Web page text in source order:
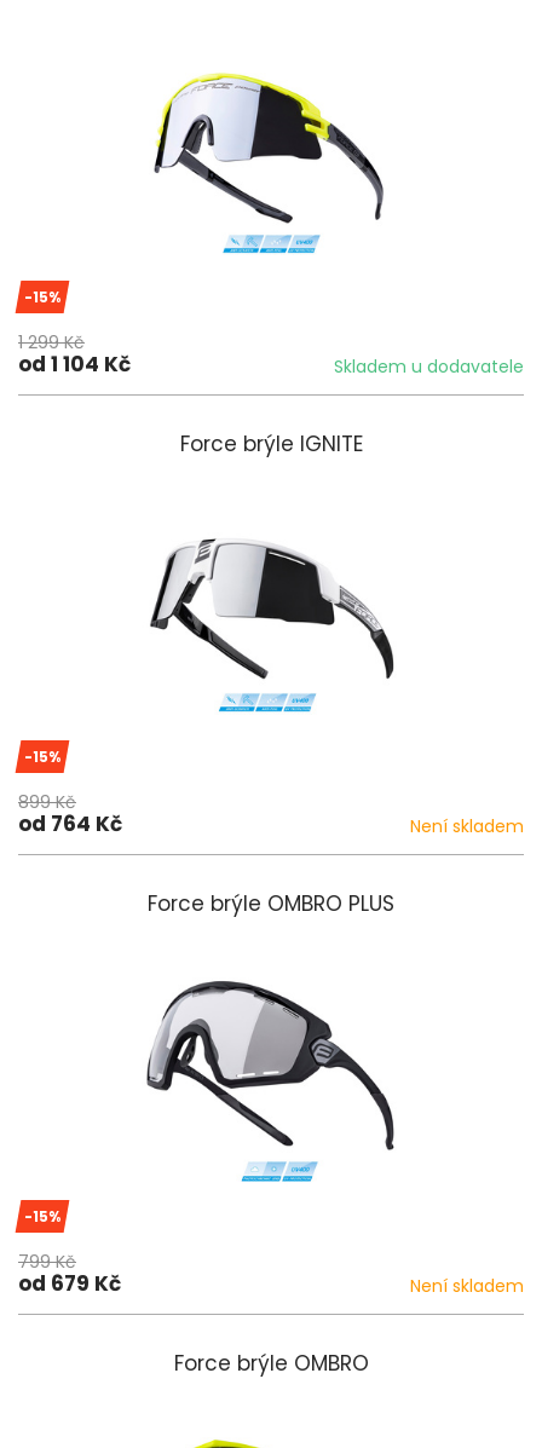
-15%
1 299 Kč
od 1 104 Kč Skladem u dodavatele
Force brýle IGNITE
-15%
899 Kč
od 764 Kč Není skladem
Force brýle OMBRO PLUS
-15%
799 Kč
od 679 Kč Není skladem
Force brýle OMBRO